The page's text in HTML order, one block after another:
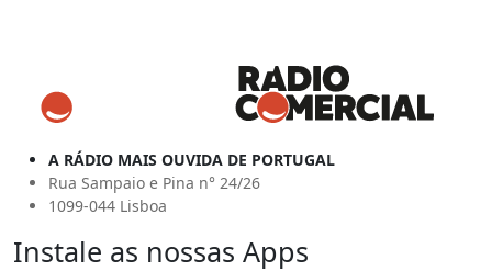
A RÁDIO MAIS OUVIDA DE PORTUGAL
Rua Sampaio e Pina n° 24/26
1099-044 Lisboa
Instale as nossas Apps